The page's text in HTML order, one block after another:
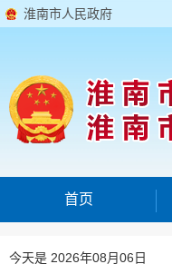
淮南市人民政府
首页
今天是 2026年08月06日